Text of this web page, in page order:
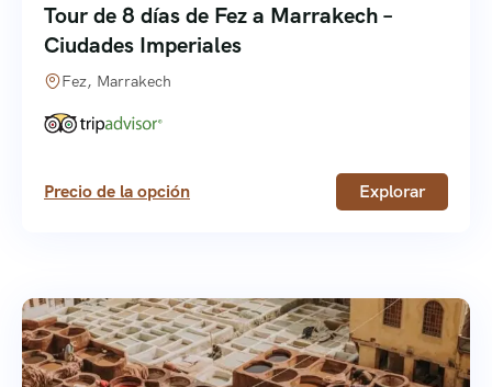
Tour de 8 días de Fez a Marrakech –
Ciudades Imperiales
Fez, Marrakech
Precio de la opción Explorar